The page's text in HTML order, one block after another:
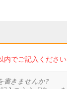
内でご記入ください